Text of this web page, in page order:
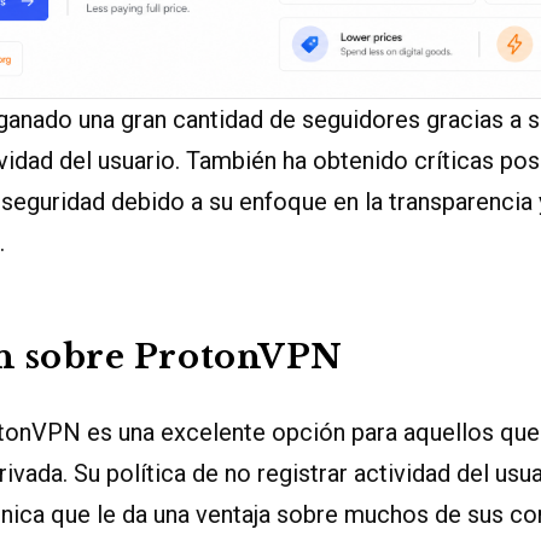
una gran cantidad de seguidores gracias a
del usuario. También ha obtenido críticas
debido a su enfoque en la transparencia
sobre ProtonVPN
es una excelente opción para aquellos
Su política de no registrar actividad del
que le da una ventaja sobre muchos de sus